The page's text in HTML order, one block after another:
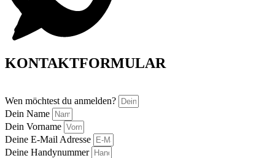
KONTAKTFORMULAR
Wen möchtest du anmelden?
Dein Name
Dein Vorname
Deine E-Mail Adresse
Deine Handynummer